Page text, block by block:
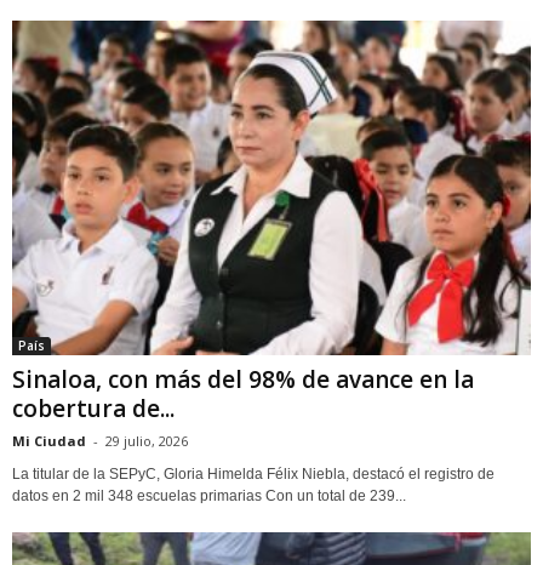
País
Sinaloa, con más del 98% de avance en la
cobertura de...
Mi Ciudad - 29 julio, 2026
La titular de la SEPyC, Gloria Himelda Félix Niebla, destacó el registro de
datos en 2 mil 348 escuelas primarias Con un total de 239...